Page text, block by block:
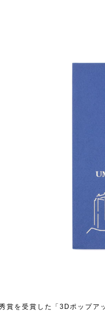
賞を受賞した「3Dポップア